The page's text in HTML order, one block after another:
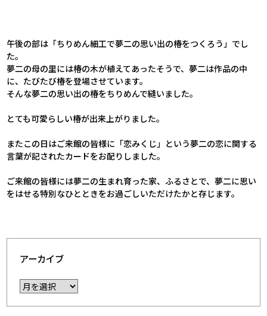
午後の部は「ちりめん細工で夢二の思い出の椿をつくろう」でし
た。
夢二の母の里には椿の木が植えてあったそうで、夢二は作品の中
に、たびたび椿を登場させています。
そんな夢二の思い出の椿をちりめんで縫いました。
とても可愛らしい椿が出来上がりました。
またこの日はご来館の皆様に「恋みくじ」という夢二の恋に関する
言葉が記されたカードをお配りしました。
ご来館の皆様には夢二の生まれ育った家、ふるさとで、夢二に思い
をはせる特別なひとときをお過ごしいただけたかと存じます。
アーカイブ